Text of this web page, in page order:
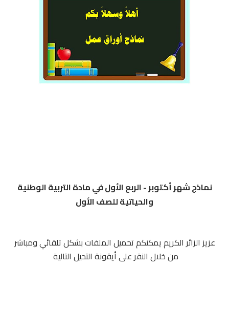
نماذج شهر أكتوبر - الربع الأول في مادة التربية الوطنية
والحياتية للصف الأول
عزيز الزائر الكريم يمكنكم تحميل الملفات بشكل تلقائي ومباشر
من خلال النقر على أيقونة التحيل التالية